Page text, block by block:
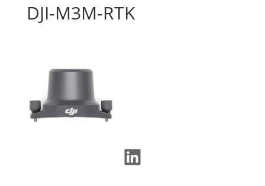
DJI-M3M-RTK
LinkedIn